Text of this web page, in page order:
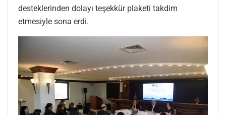
desteklerinden dolayı teşekkür plaketi takdim
etmesiyle sona erdi.